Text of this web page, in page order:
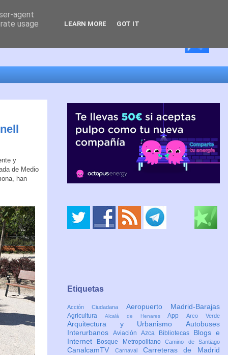
y
de Medio
han
Etiquetas
Acción Ciudadana Aeropuerto Madrid-Barajas
Agricultura Alcalá de HenaresAppArco Verde
Arquitectura y Urbanismo Autobuses
Interurbanos Aviación Azca Bibliotecas Blogs e
Internet
Bosque MetropolitanoCamino de Santiago
CanalcamTV Carnaval Carreteras de Madrid
agent
usage
LEARN MORE GOT IT